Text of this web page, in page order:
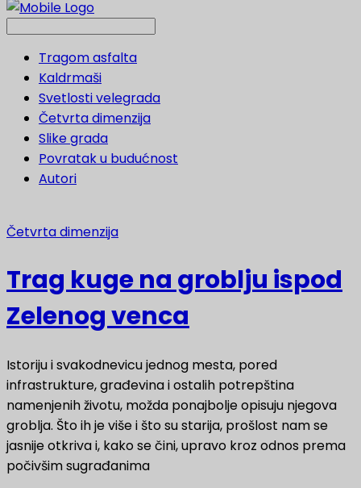
Tragom asfalta
Kaldrmaši
Svetlosti velegrada
Četvrta dimenzija
Slike grada
Povratak u budućnost
Autori
Četvrta dimenzija
Trag kuge na groblju ispod
Zelenog venca
Istoriju i svakodnevicu jednog mesta, pored
infrastrukture, građevina i ostalih potrepština
namenjenih životu, možda ponajbolje opisuju njegova
groblja. Što ih je više i što su starija, prošlost nam se
jasnije otkriva i, kako se čini, upravo kroz odnos prema
počivšim sugrađanima